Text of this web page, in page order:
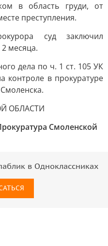
в область груди, от
преступления.
суд заключил
месяца.
дела по ч. 1 ст. 105 УК
контроле в прокуратуре
ОБЛАСТИ
Смоленской
в Одноклассниках